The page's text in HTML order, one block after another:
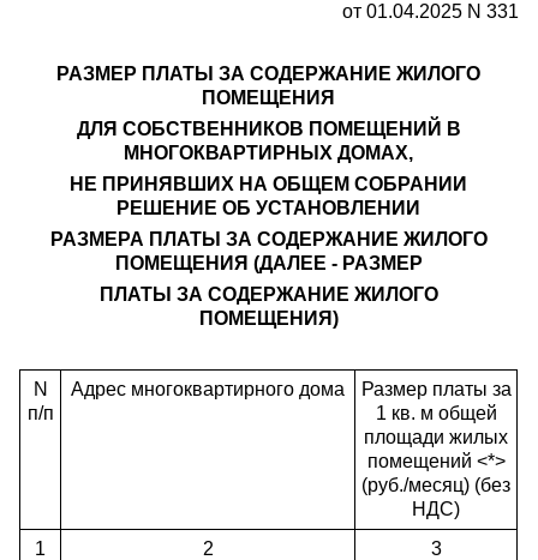
от 01.04.2025 N 331
РАЗМЕР ПЛАТЫ ЗА СОДЕРЖАНИЕ ЖИЛОГО
ПОМЕЩЕНИЯ
ДЛЯ СОБСТВЕННИКОВ ПОМЕЩЕНИЙ В
МНОГОКВАРТИРНЫХ ДОМАХ,
НЕ ПРИНЯВШИХ НА ОБЩЕМ СОБРАНИИ
РЕШЕНИЕ ОБ УСТАНОВЛЕНИИ
РАЗМЕРА ПЛАТЫ ЗА СОДЕРЖАНИЕ ЖИЛОГО
ПОМЕЩЕНИЯ (ДАЛЕЕ - РАЗМЕР
ПЛАТЫ ЗА СОДЕРЖАНИЕ ЖИЛОГО
ПОМЕЩЕНИЯ)
N
п/п
Адрес многоквартирного дома
Размер платы за
1 кв. м общей
площади жилых
помещений <*>
(руб./месяц) (без
НДС)
1
2
3